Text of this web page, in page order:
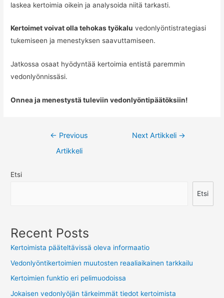
laskea kertoimia oikein ja analysoida niitä tarkasti.
Kertoimet voivat olla tehokas työkalu vedonlyöntistrategiasi
tukemiseen ja menestyksen saavuttamiseen.
Jatkossa osaat hyödyntää kertoimia entistä paremmin
vedonlyönnissäsi.
Onnea ja menestystä tuleviin vedonlyöntipäätöksiin!
Artikkelien
selaus
← Previous
Artikkeli
Next Artikkeli →
Etsi
Etsi
Recent Posts
Kertoimista pääteltävissä oleva informaatio
Vedonlyöntikertoimien muutosten reaaliaikainen tarkkailu
Kertoimien funktio eri pelimuodoissa
Jokaisen vedonlyöjän tärkeimmät tiedot kertoimista